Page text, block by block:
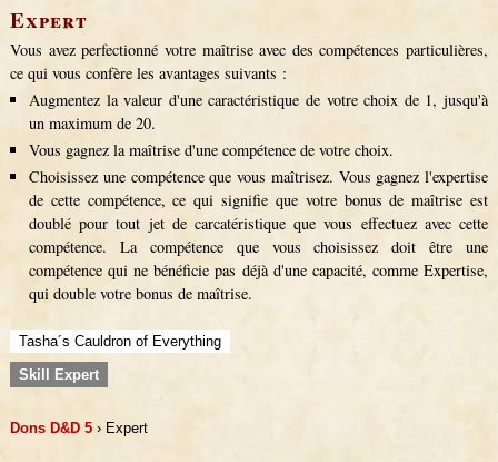
Expert
Vous avez perfectionné votre maîtrise avec des compétences particulières,
ce qui vous confère les avantages suivants :
Augmentez la valeur d'une caractéristique de votre choix de 1, jusqu'à
un maximum de 20.
Vous gagnez la maîtrise d'une compétence de votre choix.
Choisissez une compétence que vous maîtrisez. Vous gagnez l'expertise
de cette compétence, ce qui signifie que votre bonus de maîtrise est
doublé pour tout jet de carcatéristique que vous effectuez avec cette
compétence. La compétence que vous choisissez doit être une
compétence qui ne bénéficie pas déjà d'une capacité, comme Expertise,
qui double votre bonus de maîtrise.
Tasha´s Cauldron of Everything
Skill Expert
Dons D&D 5 › Expert